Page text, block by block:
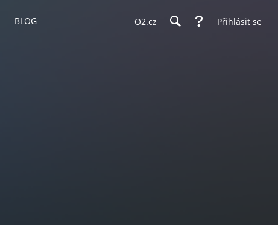
BLOG O2.cz Přihlásit se